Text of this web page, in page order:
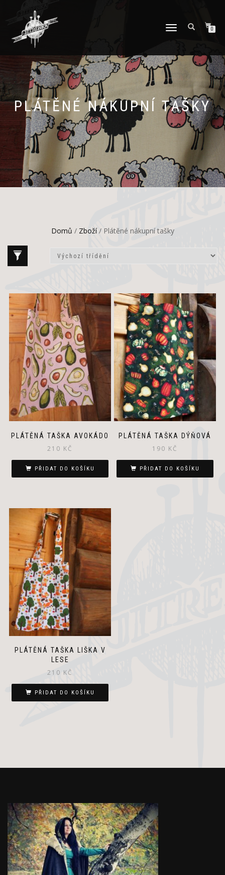
PŘEPNOUT
0
PLÁTĚNÉ NÁKUPNÍ TAŠKY
Domů / Zboží/ Plátěné nákupní tašky
PLÁTĚNÁ TAŠKA AVOKÁDO
210 KČ
PŘIDAT DO KOŠÍKU
PLÁTĚNÁ TAŠKA DÝŇOVÁ
190 KČ
PŘIDAT DO KOŠÍKU
PLÁTĚNÁ TAŠKA LIŠKA V
LESE
210 KČ
PŘIDAT DO KOŠÍKU